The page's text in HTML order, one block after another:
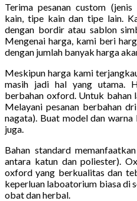
Terima pesanan custom
kain, tipe kain dan tipe lain.
dengan bordir atau sablon
Mengenai harga, kami beri
dengan jumlah banyak harga
Meskipun harga kami
masih jadi hal yang utama.
berbahan oxford. Untuk bahan
Melayani pesanan berbahan
nagata). Buat model dan warna
juga.
Bahan standard
antara katun dan poliester).
oxford yang berkualitas dan
keperluan laboatorium biasa di
obat dan herbal.